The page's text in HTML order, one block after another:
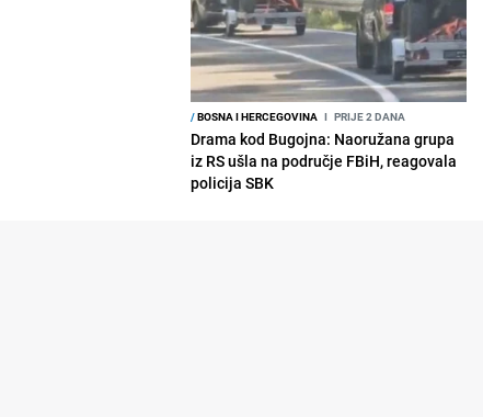
/BOSNA I HERCEGOVINA I PRIJE 2 DANA
Drama kod Bugojna: Naoružana grupa
iz RS ušla na područje FBiH, reagovala
policija SBK